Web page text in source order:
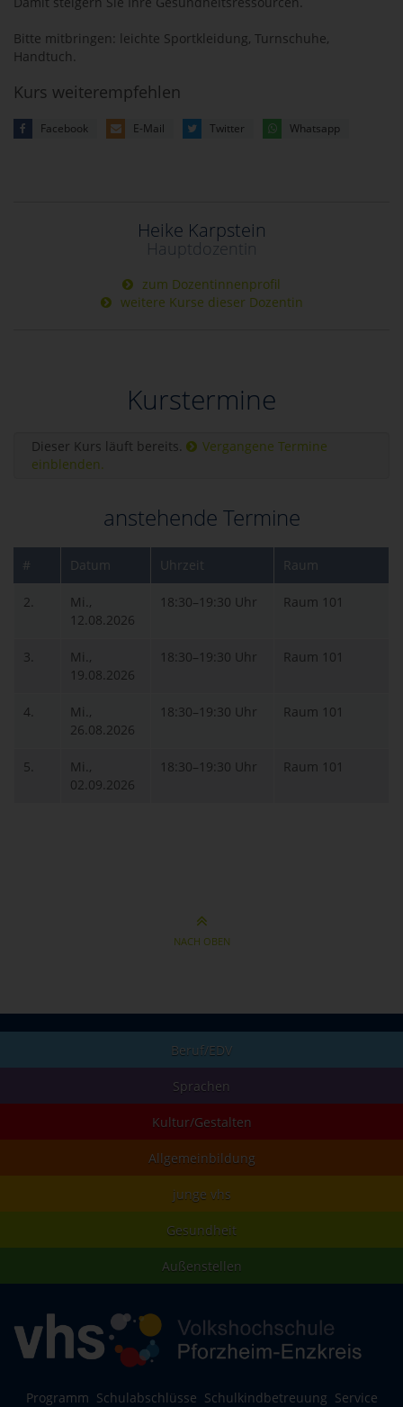
Bitte mitbringen: leichte Sportkleidung, Turnschuhe,
Handtuch.
Kurs weiterempfehlen
Facebook E-Mail Twitter Whatsapp
Heike Karpstein
Hauptdozentin
zum Dozentinnenprofil
weitere Kurse dieser Dozentin
Kurstermine
Dieser Kurs läuft bereits.
Vergangene Termine
einblenden.
anstehende Termine
# Datum Uhrzeit Raum
2.
Mi.,
12.08.2026
18:30–19:30 Uhr Raum 101
3.
Mi.,
19.08.2026
18:30–19:30 Uhr Raum 101
4.
Mi.,
26.08.2026
18:30–19:30 Uhr Raum 101
5.
Mi.,
02.09.2026
18:30–19:30 Uhr Raum 101
NACH OBEN
Beruf/EDV
Sprachen
Kultur/Gestalten
Allgemeinbildung
junge vhs
Gesundheit
Außenstellen
Programm Schulabschlüsse Schulkindbetreuung Service